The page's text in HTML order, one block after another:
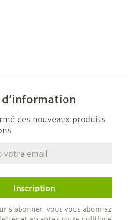
des nouveaux produits
Inscription
s'abonner, vous vous abonnez